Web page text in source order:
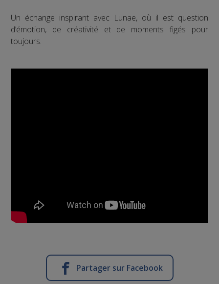
Un échange inspirant avec Lunae, où il est question
d’émotion, de créativité et de moments figés pour
toujours.
Partager sur Facebook